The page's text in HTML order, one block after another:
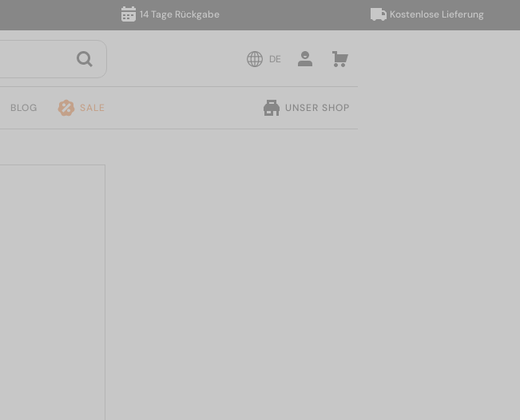
14 Tage Rückgabe Kostenlose Lieferung
DE
BLOG SALE UNSER SHOP